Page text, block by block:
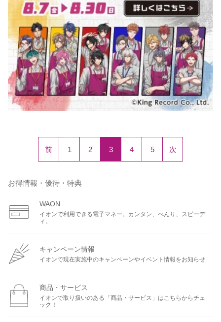
前 1 2 3 4 5 次
お得情報・優待・特典
WAON
イオンで利用できる電子マネー。カンタン、べんり、スピーデ
ィ。
キャンペーン情報
イオンで現在実施中のキャンペーンやイベント情報をお知らせ
商品・サービス
イオンで取り扱いのある「商品・サービス」はこちらからチェ
ック！